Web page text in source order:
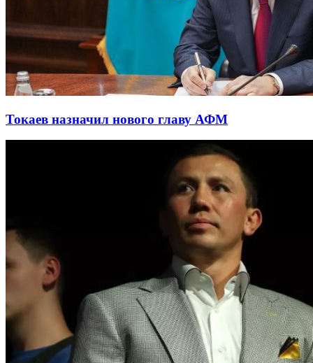
Токаев назначил нового главу АФМ